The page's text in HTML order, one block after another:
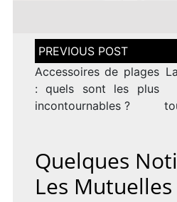
PRENDRE
EN
COMPTE
DE
CHANGER
DE
VOTRE
ENTREPRISE
Navigation
de
l’article
Accessoires de plages
: quels sont les plus
incontournables ?
Quelques
Les